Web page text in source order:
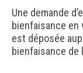
Une demande
bienfaisance en
est déposée
bienfaisance de